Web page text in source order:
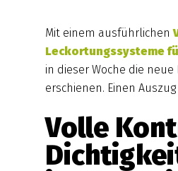
Mit einem ausführlichen
Leckortungssysteme
in dieser Woche die neue
erschienen. Einen
Volle